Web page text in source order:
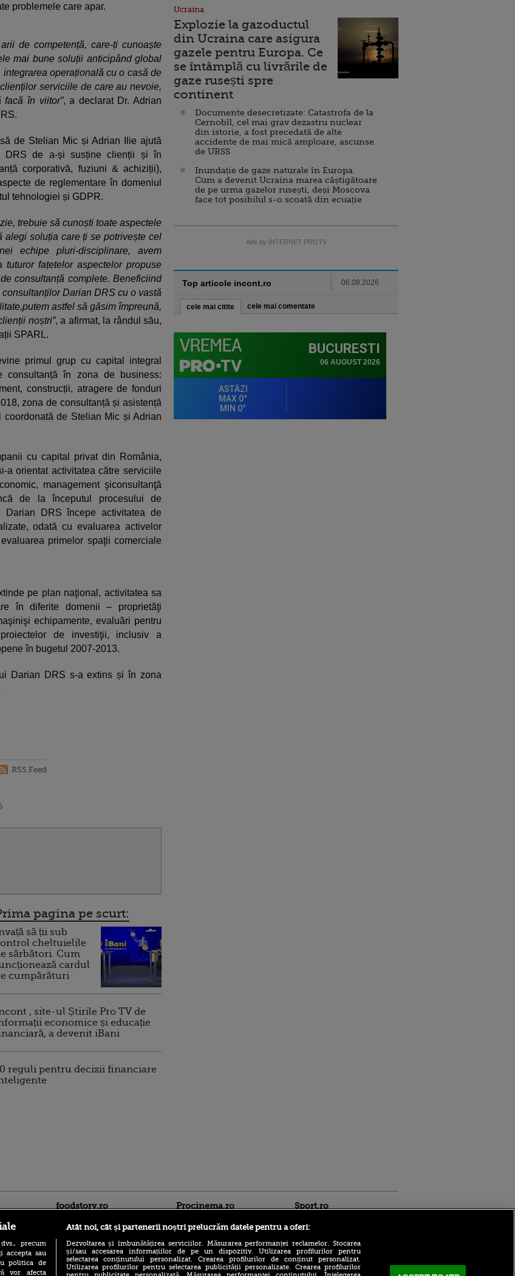
problemele care apar.
de competență, care-ți cunoaște
mai bune soluții anticipând global
operațională cu o casă de
serviciile de care au nevoie,
în viitor”, a declarat Dr. Adrian
de Stelian Mic și Adrian Ilie ajută
DRS de a-și susține clienții și în
corporativă, fuziuni & achiziții),
de reglementare în domeniul
tehnologiei și GDPR.
trebuie să cunoști toate aspectele
soluția care ți se potrivește cel
echipe pluri-disciplinare, avem
tuturor fațetelor aspectelor propuse
consultanță complete. Beneficiind
Darian DRS cu o vastă
astfel să găsim împreună,
noștri”, a afirmat, la rândul său,
SPARL.
primul grup cu capital integral
consultanță în zona de business:
construcții, atragere de fonduri
zona de consultanță și asistență
de Stelian Mic și Adrian
cu capital privat din România,
a orientat activitatea către serviciile
management şiconsultanţă
de la începutul procesului de
DRS începe activitatea de
odată cu evaluarea activelor
primelor spaţii comerciale
pe plan naţional, activitatea sa
în diferite domenii – proprietăţi
echipamente, evaluări pentru
de investiţii, inclusiv a
în bugetul 2007-2013.
Darian DRS s-a extins și în zona
RSS Feed
pagina pe scurt:
să ții sub
cheltuielile
sărbători. Cum
cardul
cumpărături
, site-ul Știrile Pro TV de
economice și educație
a devenit iBani
reguli pentru decizii financiare
Ucraina
Explozie la gazoductul
din Ucraina care asigura
gazele pentru Europa. Ce
se întâmplă cu livrările de
gaze rusești spre
continent
Documente desecretizate: Catastrofa de la
Cernobîl, cel mai grav dezastru nuclear
din istorie, a fost precedată de alte
accidente de mai mică amploare, ascunse
de URSS
Inundație de gaze naturale în Europa.
Cum a devenit Ucraina marea câștigătoare
de pe urma gazelor rusești, deși Moscova
face tot posibilul s-o scoată din ecuație
Ads by INTERNET PROTV
Top articole incont.ro 06.08.2026
cele mai citite cele mai comentate
foodstory.ro Procinema.ro Sport.ro
precum
accepta sau
politica de
vor afecta
Atât noi, cât și partenerii noștri prelucrăm datele pentru a oferi:
Dezvoltarea și îmbunătățirea serviciilor. Măsurarea performanței reclamelor. Stocarea
și/sau accesarea informațiilor de pe un dispozitiv. Utilizarea profilurilor pentru
selectarea conținutului personalizat. Crearea profilurilor de conținut personalizat.
Utilizarea profilurilor pentru selectarea publicității personalizate. Crearea profilurilor